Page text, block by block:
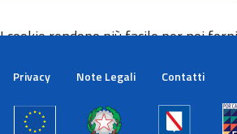
Privacy Note Legali Contatti
I cookie rendono più facile per noi
cookie.
Maggiori informazioni